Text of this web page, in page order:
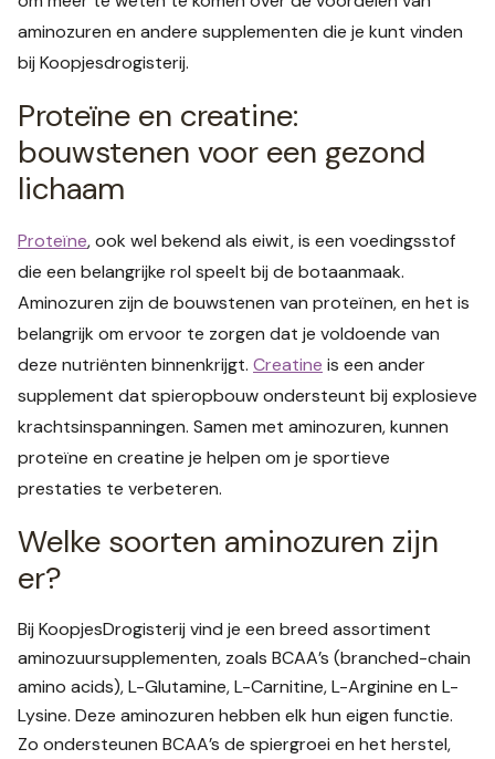
aminozuren en andere supplementen die je kunt vinden
bij Koopjesdrogisterij.
Proteïne en creatine:
bouwstenen voor een gezond
lichaam
Proteïne, ook wel bekend als eiwit, is een voedingsstof
die een belangrijke rol speelt bij de botaanmaak.
Aminozuren zijn de bouwstenen van proteïnen, en het is
belangrijk om ervoor te zorgen dat je voldoende van
deze nutriënten binnenkrijgt. Creatine is een ander
supplement dat spieropbouw ondersteunt bij explosieve
krachtsinspanningen. Samen met aminozuren, kunnen
proteïne en creatine je helpen om je sportieve
prestaties te verbeteren.
Welke soorten aminozuren zijn
er?
Bij KoopjesDrogisterij vind je een breed assortiment
aminozuursupplementen, zoals BCAA’s (branched-chain
amino acids), L-Glutamine, L-Carnitine, L-Arginine en L-
Lysine. Deze aminozuren hebben elk hun eigen functie.
Zo ondersteunen BCAA’s de spiergroei en het herstel,